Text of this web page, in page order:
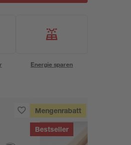
Energie sparen
Mengenrabatt
Bestseller